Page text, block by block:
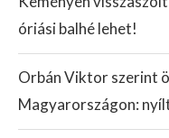
óriási balhé lehet!
Orbán Viktor szerint
Magyarországon: